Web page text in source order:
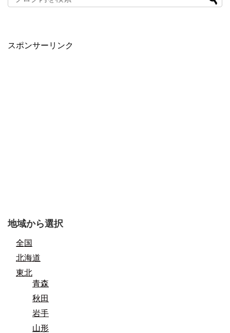
スポンサーリンク
地域から選択
全国
北海道
東北
青森
秋田
岩手
山形